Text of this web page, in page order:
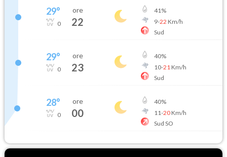
29°
0
ore
22
41%
9-22 Km/h
Sud
29°
0
ore
23
40%
10-21 Km/h
Sud
28°
0
ore
00
40%
11-20Km/h
Sud SO